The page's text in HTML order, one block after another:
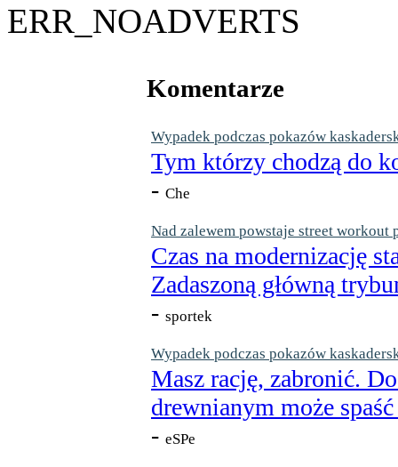
ERR_NOADVERTS
Komentarze
Wypadek podczas pokazów
Tym którzy chodzą do
- Che
Nad zalewem powstaje street workout
Czas na modernizację
Zadaszoną główną
- sportek
Wypadek podczas pokazów
Masz rację, zabronić.
drewnianym może
- eSPe